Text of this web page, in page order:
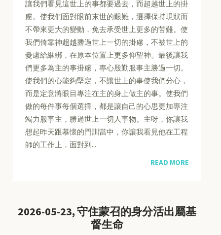
讓我們看見這世上的事都要過去，而超越世上的掛
慮。使我們面對眼前末世的艱難，選擇保持現狀而
不帶來更大的變動，免去承受世上更多的苦難。使
我們倚靠神超越勝過世上一切的掛慮，不被世上的
憂慮給綑綁，在原本位置上更多仰望神。最後讓我
們更多為主的事掛慮，專心殷勤服事主勝過一切。
使我們的心能夠堅定，不讓世上的事使我們分心，
而是定意將眼目專注在主的身上做主的事。使我們
做的每件事每個選擇，都是讓自己的心思更加專注
竭力服事主，勝過世上一切人事物。主呀，你讓我
想起昨天跟慕懷的門訓當中，你讓我看見他在工程
師的工作上，面對到...
READ MORE
2026-05-23, 守住蒙召的身分活出屬基
督生命